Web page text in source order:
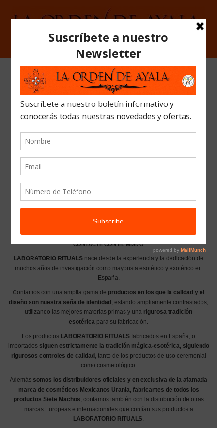
BIENVENIDO A LABORATORIO
RITUALS
Se admiten pedidos hata 27 de julio
PARA VENTAS EN EL ALMACÉN (Pedir cita
previa en el 926 511 178)
“IMPORTANTE": todos nuestros artículos
incluyen el IVA”
ATENCION: SE RUEGA A LO CLIENTES QUE TENGAN RECARGO DE
EQUIVALENCIA QUE NO EFECTUEN EL PAGO HASTA QUE LA EMPRESA
CONTACTE CON EL MISMO
LABORATORIO RITUALS nace desde la experiencia y la dedicación de
muchos años de investigación como mayorista esotérico y exotérico en
España.
Contamos con una amplia gama de productos en los que la calidad y el
diseño son nuestra seña de identidad , estando ampliamente contrastados,
utilizando las mejores materias primas y una rigurosa tradición
esotérica para su fabricación.
Los productos LABORATORIO RITUALS fabricados en España, o
importados siguen estrictamente la tradición mágica-esotérica, siguiendo
rigurosos controles de calidad , tanto de los productos de uso ceremonial
como cosmetológico.
Además somos los distribuidores oficiales y en exclusiva de la afamada
marca de cosméticos Mexicanos Urania, fabricantes de todos los
productos Siete Machos, contamos también con la distribución de otras
marcas Europeas e internacionales que confían sus productos a
LABORATORIO RITUALS.